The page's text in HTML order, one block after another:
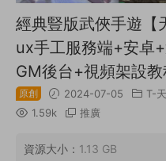
經典豎版武俠手遊【
ux手工服務端+安卓
GM後台+視頻架設教
原創 2024-07-05 T-
1.59k
推廣
資源大小： 1.13 GB